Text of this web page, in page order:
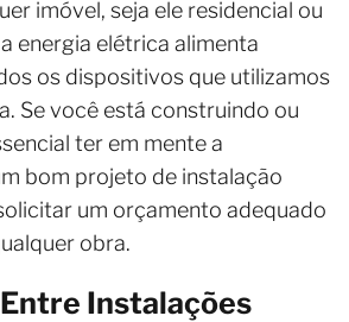
imóvel, seja ele residencial ou
energia elétrica alimenta
os dispositivos que utilizamos
Se você está construindo ou
ter em mente a
bom projeto de instalação
um orçamento adequado
obra.
Instalações